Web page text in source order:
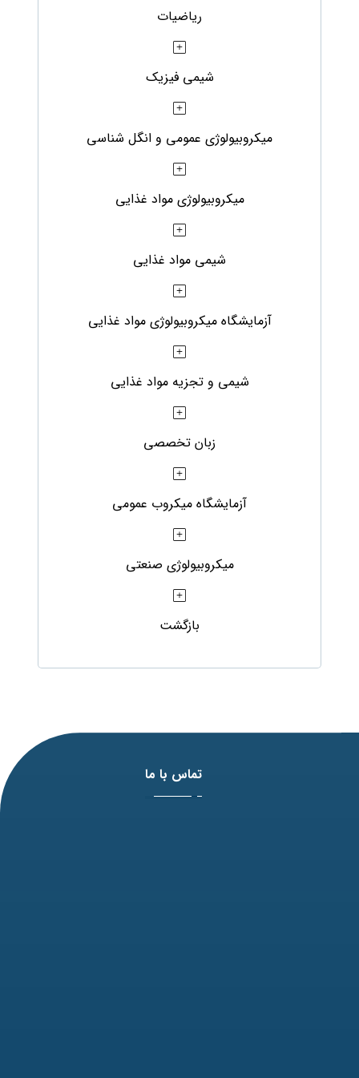
ریاضیات
شیمی فیزیک
میکروبیولوژی عمومی و انگل شناسی
میکروبیولوژی مواد غذایی
شیمی مواد غذایی
آزمایشگاه میکروبیولوژی مواد غذایی
شیمی و تجزیه مواد غذایی
زبان تخصصی
آزمایشگاه میکروب عمومی
میکروبیولوژی صنعتی
بازگشت
تماس با ما